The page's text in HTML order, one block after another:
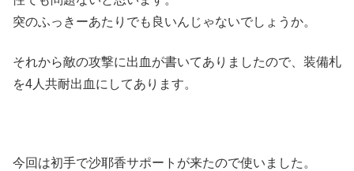
突のふっきーあたりでも良いんじゃないでしょうか。
それから敵の攻撃に出血が書いてありましたので、装備札
を4人共耐出血にしてあります。
今回は初手で沙耶香サポートが来たので使いました。